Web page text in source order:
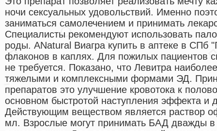
ночи сексуальных удовольствий. Именно
заниматься самолечением и принимать
Специалисты рекомендуют использовать
роды. ANatural Виагра купить в аптеке в СПб
флаконов в каплях. Для пожилых пациентов
не требуется. Показано, что Левитра
тяжелыми и комплексными формами ЭД.
препаратов это улучшение кровотока к
основном быстротой наступления эффекта и
Действующим веществом является раствор
мл. Взрослые могут принимать БАД дважды в